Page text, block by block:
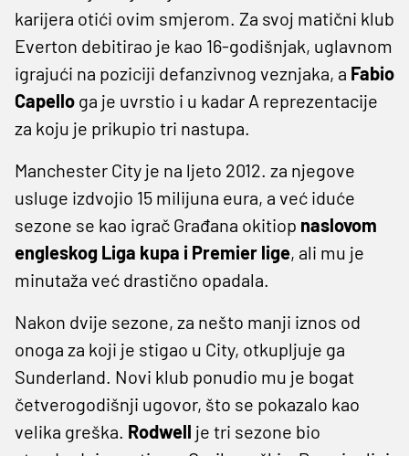
karijera otići ovim smjerom. Za svoj matični klub
Everton debitirao je kao 16-godišnjak, uglavnom
igrajući na poziciji defanzivnog veznjaka, a Fabio
Capello ga je uvrstio i u kadar A reprezentacije
za koju je prikupio tri nastupa.
Manchester City je na ljeto 2012. za njegove
usluge izdvojio 15 milijuna eura, a već iduće
sezone se kao igrač Građana okitiop naslovom
engleskog Liga kupa i Premier lige, ali mu je
minutaža već drastično opadala.
Nakon dvije sezone, za nešto manji iznos od
onoga za koji je stigao u City, otkupljuje ga
Sunderland. Novi klub ponudio mu je bogat
četverogodišnji ugovor, što se pokazalo kao
velika greška. Rodwell je tri sezone bio